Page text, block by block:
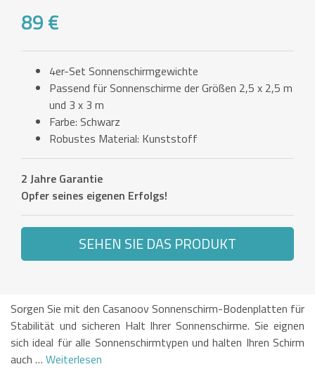
89 €
4er-Set Sonnenschirmgewichte
Passend für Sonnenschirme der Größen 2,5 x 2,5 m
und 3 x 3 m
Farbe: Schwarz
Robustes Material: Kunststoff
2 Jahre Garantie
Opfer seines eigenen Erfolgs!
SEHEN SIE DAS PRODUKT
Sorgen Sie mit den Casanoov Sonnenschirm-Bodenplatten für
Stabilität und sicheren Halt Ihrer Sonnenschirme. Sie eignen
sich ideal für alle Sonnenschirmtypen und halten Ihren Schirm
auch … Weiterlesen